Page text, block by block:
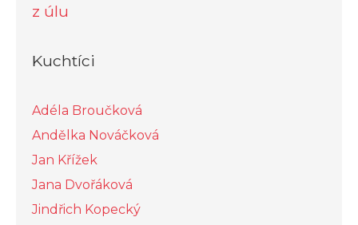
z úlu
Kuchtíci
Adéla Broučková
Andělka Nováčková
Jan Křížek
Jana Dvořáková
Jindřich Kopecký